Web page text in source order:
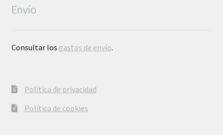
Envío
Consultar los gastos de envío.
Política de privacidad
Política de cookies